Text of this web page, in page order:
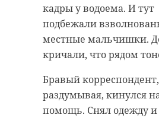
кадры у водоема. И
подбежали
местные мальчишки.
кричали, что рядом
Бравый
раздумывая, кинулся
помощь. Снял одежду